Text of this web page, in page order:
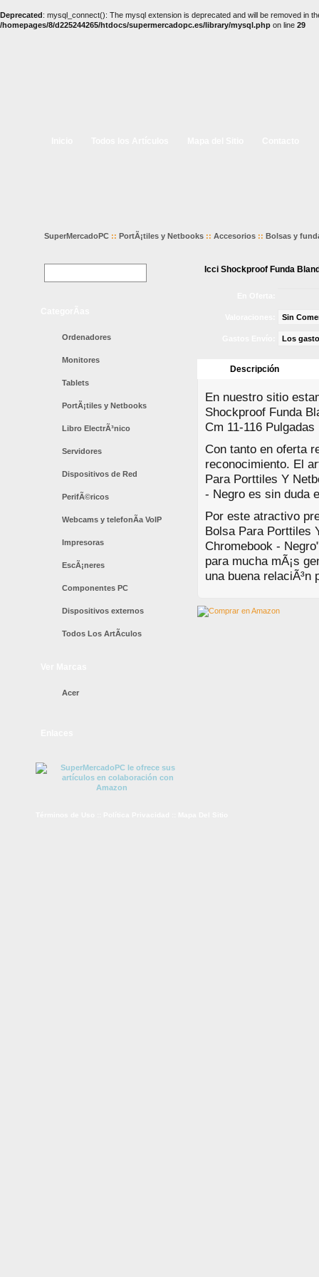
Deprecated: mysql_connect(): The mysql extension is deprecated and will be removed in
/homepages/8/d225244265/htdocs/supermercadopc.es/library/mysql.php on line 29
SuperMercadoPC :: PortÃ¡tiles y Netbooks :: Accesorios :: Bolsas y
Ordenadores
Monitores
Tablets
PortÃ¡tiles y Netbooks
Libro ElectrÃ³nico
Servidores
Dispositivos de Red
PerifÃ©ricos
Webcams y telefonÃ­a VoIP
Impresoras
EscÃ¡neres
Componentes PC
Dispositivos externos
Todos Los ArtÃ­culos
Acer
Icci Shockproof Funda
Sin
Los
Descripción
En nuestro sitio
Shockproof Funda
Cm 11-116
Con tanto en oferta
reconocimiento. El
Para Porttiles Y
- Negro es sin duda
Por este atractivo
Bolsa Para Porttiles
Chromebook -
para mucha mÃ¡s
una buena relaciÃ³n